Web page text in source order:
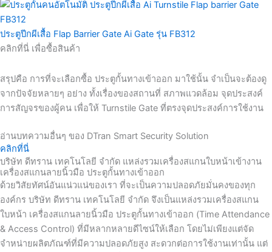
ประตูปีกผีเสื้อ Flap Barrier Gate Ai Gate รุ่น FB312
คลิกที่นี่ เพื่อซื้อสินค้า
สรุปคือ การที่จะเลือกซื้อ ประตูกั้นทางเข้าออก มาใช้นั้น จำเป็นจะต้องดู
จากปัจจัยหลายๆ อย่าง ทั้งเรื่องของสถานที่ สภาพแวดล้อม จุดประสงค์
การสัญจรของผู้คน เพื่อให้ Turnstile Gate ที่ตรงจุดประสงค์การใช้งาน
อ่านบทความอื่นๆ ของ DTran Smart Security Solution
คลิกที่นี่
บริษัท ดีทราน เทคโนโลยี จำกัด แหล่งรวมเครื่องสแกนใบหน้าเข้างาน
เครื่องสแกนลายนิ้วมือ ประตูกั้นทางเข้าออก
ด้วยวิสัยทัศน์อันแน่วแน่ของเรา ที่จะเป็นความปลอดภัยมั่นคงของทุก
องค์กร บริษัท ดีทราน เทคโนโลยี จำกัด จึงเป็นแหล่งรวมเครื่องสแกน
ใบหน้า เครื่องสแกนลายนิ้วมือ ประตูกั้นทางเข้าออก (Time Attendance
& Access Control) ที่มีหลากหลายดีไซน์ให้เลือก โดยไม่เพียงแต่จัด
จำหน่ายผลิตภัณฑ์ที่มีความปลอดภัยสูง สะดวกต่อการใช้งานเท่านั้น แต่